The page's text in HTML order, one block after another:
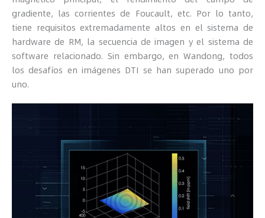
gradiente, las corrientes de Foucault, etc. Por lo tanto,
tiene requisitos extremadamente altos en el sistema de
hardware de RM, la secuencia de imagen y el sistema de
software relacionado. Sin embargo, en Wandong, todos
los desafíos en imágenes DTI se han superado uno por
uno.